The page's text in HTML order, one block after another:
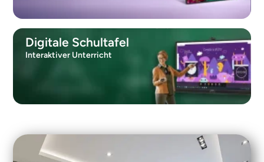
Digitale Schultafel
Interaktiver Unterricht